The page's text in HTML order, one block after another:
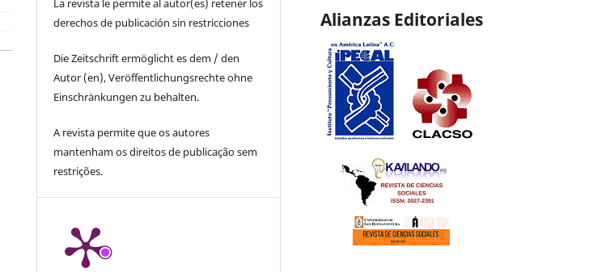
La revista le permite al autor(es) retener los
derechos de publicación sin restricciones
Die Zeitschrift ermöglicht es dem / den
Autor (en), Veröffentlichungsrechte ohne
Einschränkungen zu behalten.
A revista permite que os autores
mantenham os direitos de publicação sem
restrições.
Alianzas Editoriales